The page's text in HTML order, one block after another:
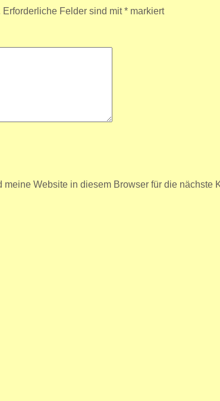
Erforderliche Felder sind mit* markiert
Website in diesem Browser für die nächste